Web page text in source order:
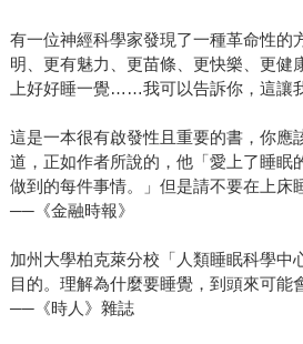
有一位神經科學家發現了一種革命性的
明、更有魅力、更苗條、更快樂、更
上好好睡一覺……我可以告訴你，這讓
這是一本很有啟發性且重要的書，你應
道，正如作者所說的，他「愛上了睡眠
做到的每件事情。」但是請不要在上床
──《金融時報》
加州大學柏克萊分校「人類睡眠科學中
目的。理解為什麼要睡覺，到頭來可能
──《時人》雜誌